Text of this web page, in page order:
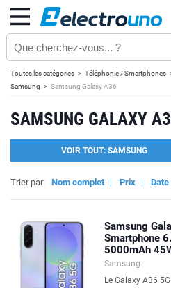
Toutes les catégories Téléphonie / Smartphones
Samsung
Samsung Galaxy A36
SAMSUNG GALAXY
VOIR TOUT: SAMSUNG
Trier par: Nom complet | Prix | Date
Samsung
Smartphone
5000mAh
Samsung
Le Galaxy A36